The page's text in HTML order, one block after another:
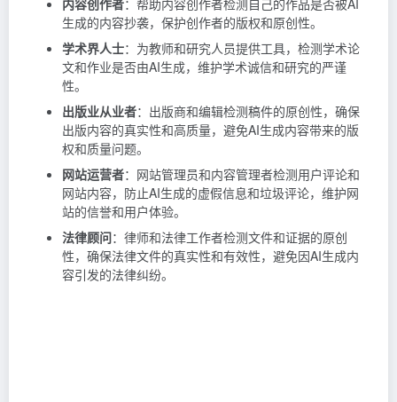
内容创作者：帮助内容创作者检测自己的作品是否被AI
生成的内容抄袭，保护创作者的版权和原创性。
学术界人士：为教师和研究人员提供工具，检测学术论
文和作业是否由AI生成，维护学术诚信和研究的严谨
性。
出版业从业者：出版商和编辑检测稿件的原创性，确保
出版内容的真实性和高质量，避免AI生成内容带来的版
权和质量问题。
网站运营者：网站管理员和内容管理者检测用户评论和
网站内容，防止AI生成的虚假信息和垃圾评论，维护网
站的信誉和用户体验。
法律顾问：律师和法律工作者检测文件和证据的原创
性，确保法律文件的真实性和有效性，避免因AI生成内
容引发的法律纠纷。